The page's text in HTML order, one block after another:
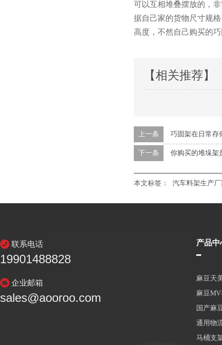
可以互相堆叠摆放的，
据自己家的货物尺寸规格
高度，不然自己购买的
【相关推荐】
上一条 巧固架在日常存
下一条 你购买的堆垛架
本文标签： 汽车料架生产
联系电话
19901488828
企业邮箱
sales@aooroo.com
产品中
麻豆天
麻豆
国产麻
通用物
马桶支